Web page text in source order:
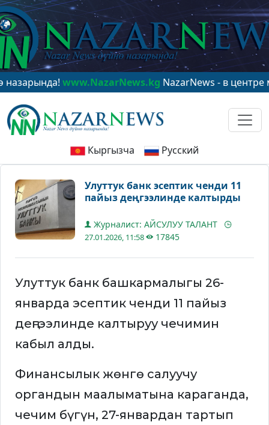
www.NazarNews.kgNazarNews - в центре
Кыргызча Русский
Улуттук банк эсептик ченди 11
пайыз деңгээлинде калтырды
Журналист: АЙСУЛУУ ТАЛАНТ
27.01.2026, 11:58 17845
Улуттук банк башкармалыгы 26-
январда эсептик ченди 11 пайыз
деңгээлинде калтыруу чечимин
кабыл алды.
Финансылык жөнгө салуучу
органдын маалыматына караганда,
чечим бүгүн, 27-январдан тартып